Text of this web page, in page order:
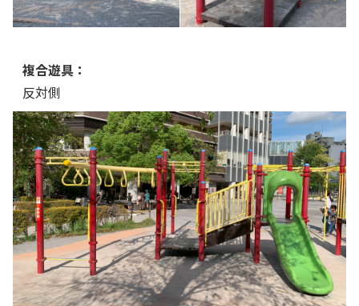
複合遊具：
反対側